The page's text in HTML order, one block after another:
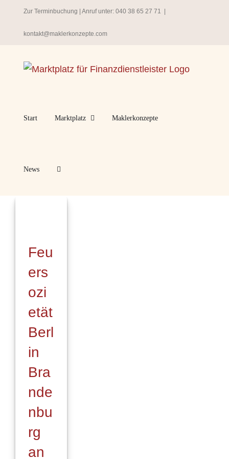
springen
Zur Terminbuchung | Anruf unter: 040 38 65 27 71
kontakt@maklerkonzepte.com
Start Marktplatz Maklerkonzepte
News
Feu
ers
ozi
etät
Berl
in
Bra
nde
nbu
rg
an